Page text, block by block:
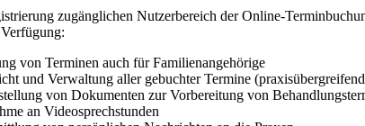
zugänglichen Nutzerbereich der Online-
von Terminen auch für Familienangehörige
und Verwaltung aller gebuchter Termine
von Dokumenten zur Vorbereitung von
an Videosprechstunden